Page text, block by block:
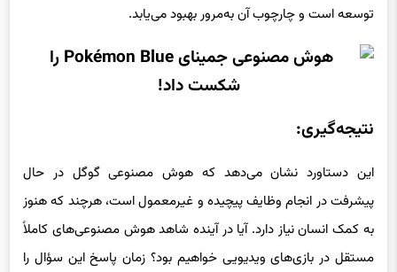
پیشرفت در انجام وظایف پیچیده و غیرمعمول است، هرچند که هنوز
به کمک انسان نیاز دارد. آیا در آینده شاهد هوش مصنوعی‌های کاملاً
مستقل در بازی‌های ویدیویی خواهیم بود؟ زمان پاسخ این سؤال را
مشخص خواهد کرد.